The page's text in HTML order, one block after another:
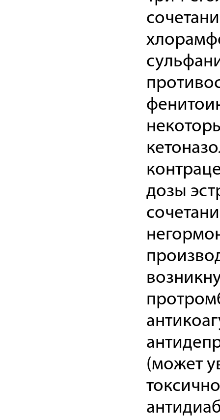
дозы
(может